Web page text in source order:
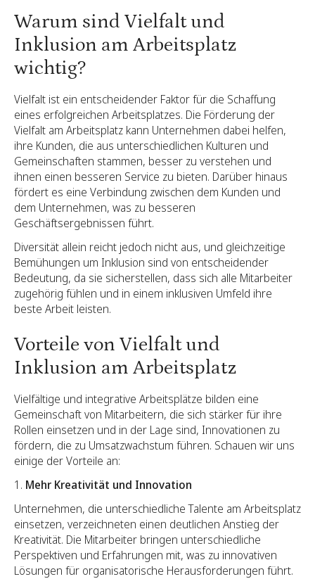
Warum sind Vielfalt und
Inklusion am Arbeitsplatz
wichtig?
Vielfalt ist ein entscheidender Faktor für die Schaffung
eines erfolgreichen Arbeitsplatzes. Die Förderung der
Vielfalt am Arbeitsplatz kann Unternehmen dabei helfen,
ihre Kunden, die aus unterschiedlichen Kulturen und
Gemeinschaften stammen, besser zu verstehen und
ihnen einen besseren Service zu bieten. Darüber hinaus
fördert es eine Verbindung zwischen dem Kunden und
dem Unternehmen, was zu besseren
Geschäftsergebnissen führt.
Diversität allein reicht jedoch nicht aus, und gleichzeitige
Bemühungen um Inklusion sind von entscheidender
Bedeutung, da sie sicherstellen, dass sich alle Mitarbeiter
zugehörig fühlen und in einem inklusiven Umfeld ihre
beste Arbeit leisten.
Vorteile von Vielfalt und
Inklusion am Arbeitsplatz
Vielfältige und integrative Arbeitsplätze bilden eine
Gemeinschaft von Mitarbeitern, die sich stärker für ihre
Rollen einsetzen und in der Lage sind, Innovationen zu
fördern, die zu Umsatzwachstum führen. Schauen wir uns
einige der Vorteile an:
Mehr Kreativität und Innovation
Unternehmen, die unterschiedliche Talente am Arbeitsplatz
einsetzen, verzeichneten einen deutlichen Anstieg der
Kreativität. Die Mitarbeiter bringen unterschiedliche
Perspektiven und Erfahrungen mit, was zu innovativen
Lösungen für organisatorische Herausforderungen führt.